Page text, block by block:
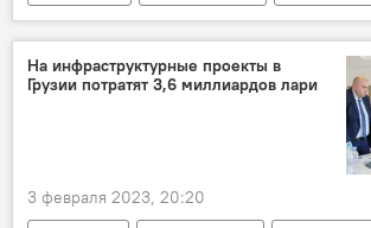
Латвия
Литва
Дмитрий Киселев
Россия сегодня
Sputnik
На инфраструктурные проекты в
Грузии потратят 3,6 миллиардов лари
3 февраля 2023, 20:20